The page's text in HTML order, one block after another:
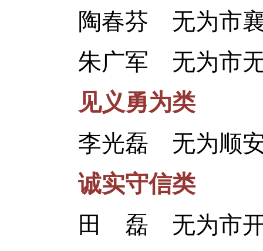
陶春芬
无为市
朱广军 无为市无
见义勇为类
李光磊 无为顺安
诚实守信类
田 磊 无为市开